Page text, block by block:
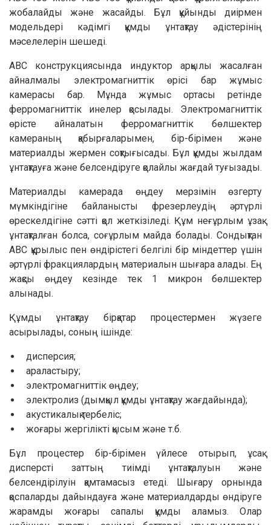
жобалайды және жасайды. Бұл құйынды диірмен
модельдері кәдімгі құмды ұнтақтау әдістерінің
мәселелерін шешеді.
АВС конструкциясында индуктор арқылы жасалған
айналмалы электромагниттік өрісі бар жұмыс
камерасы бар. Мұнда жұмыс ортасы ретінде
ферромагниттік инелер қосылады. Электромагниттік
өрісте айналатын ферромагниттік бөлшектер
камераның қабырғаларымен, бір-бірімен және
материалды жермен соқтығысады. Бұл құмды жылдам
ұнтақтауға және белсендіруге қолайлы жағдай туғызады.
Материалды камерада өңдеу мерзімін өзгерту
мүмкіндігіне байланысты фрезерлеудің әртүрлі
өрескелдігіне сәтті қол жеткізіледі. Құм неғұрлым ұзақ
ұнтақталған болса, соғұрлым майда болады. Сондықтан
АВС құрылыс пен өндірістегі белгілі бір міндеттер үшін
әртүрлі фракциялардың материалын шығара алады. Ең
жақсы өңдеу кезінде тек 1 микрон бөлшектер
алынады.
Құмды ұнтақтау бірқатар процестермен жүзеге
асырылады, соның ішінде:
дисперсия;
араластыру;
электромагниттік өңдеу;
электролиз (дымқыл құмды ұнтақтау жағдайында);
акустикалық тербеліс;
жоғары жергілікті қысым және т.б.
Бұл процестер бір-бірімен үйлесе отырып, ұсақ
дисперсті заттың тиімді ұнтақталуын және
белсендірілуін қамтамасыз етеді. Шығару орнында
қоспаларды дайындауға және материалдарды өндіруге
жарамды жоғары сапалы құмды аламыз. Олар